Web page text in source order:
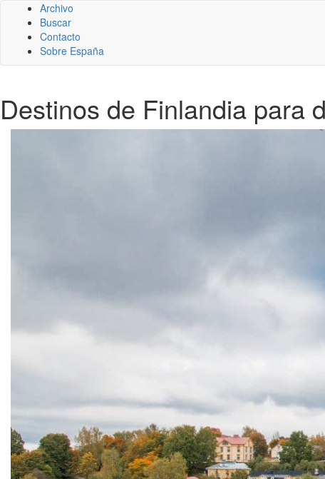
Archivo
Buscar
Contacto
Sobre España
Destinos de Finlandia para